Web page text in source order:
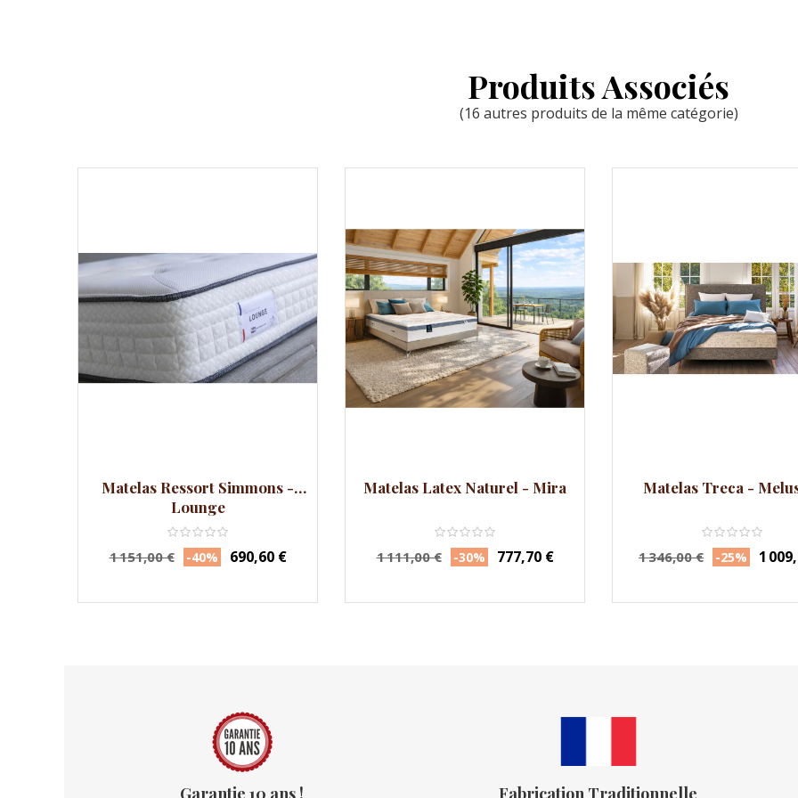
Produits Associés
(16 autres produits de la même catégorie)
Aperçu rapide
Comparer
Matelas Ressort Simmons -
Lounge
Prix
1 151,00 € -40% Prix
690,60 €
Aperçu rapide
Comparer
Matelas Latex Naturel - Mira
Prix
1 111,00 € -30% Prix
777,70 €
Matelas Treca -
Prix
1 346,00 € -25% Prix
1